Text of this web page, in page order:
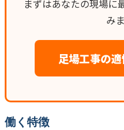
まずはあなたの現場に
み
足場工事の
働く特徴